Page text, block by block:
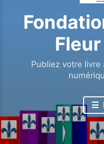
Publiez votre livre